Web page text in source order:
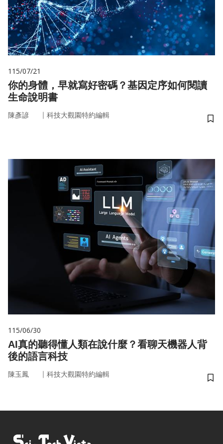
115/07/21
你的身體，早就寫好密碼？基因定序如何閱讀
生命說明書
陳彥諺 ｜ 科技大觀園特約編輯
儲
115/06/30
AI真的聽得懂人類在說什麼？看聊天機器人背
後的語言科技
陳玉鳳 ｜ 科技大觀園特約編輯
儲